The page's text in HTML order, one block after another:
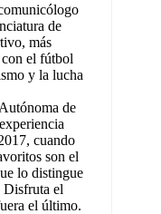
de
más
con el fútbol
y la lucha
de
cuando
son el
lo distingue
Disfruta el
el último.